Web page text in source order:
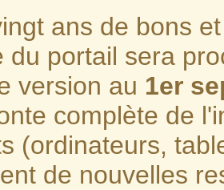
ans de bons
du portail sera
version au 1er
complète de
(ordinateurs,
de nouvelles